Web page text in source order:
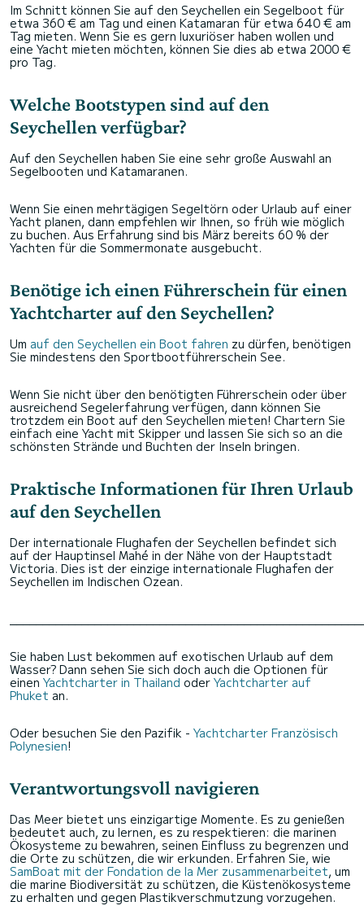
Im Schnitt können Sie auf den Seychellen ein Segelboot für
etwa 360 € am Tag und einen Katamaran für etwa 640 € am
Tag mieten. Wenn Sie es gern luxuriöser haben wollen und
eine Yacht mieten möchten, können Sie dies ab etwa 2000 €
pro Tag.
Welche Bootstypen sind auf den
Seychellen verfügbar?
Auf den Seychellen haben Sie eine sehr große Auswahl an
Segelbooten und Katamaranen.
Wenn Sie einen mehrtägigen Segeltörn oder Urlaub auf einer
Yacht planen, dann empfehlen wir Ihnen, so früh wie möglich
zu buchen. Aus Erfahrung sind bis März bereits 60 % der
Yachten für die Sommermonate ausgebucht.
Benötige ich einen Führerschein für einen
Yachtcharter auf den Seychellen?
Um auf den Seychellen ein Boot fahren zu dürfen, benötigen
Sie mindestens den Sportbootführerschein See.
Wenn Sie nicht über den benötigten Führerschein oder über
ausreichend Segelerfahrung verfügen, dann können Sie
trotzdem ein Boot auf den Seychellen mieten! Chartern Sie
einfach eine Yacht mit Skipper und lassen Sie sich so an die
schönsten Strände und Buchten der Inseln bringen.
Praktische Informationen für Ihren Urlaub
auf den Seychellen
Der internationale Flughafen der Seychellen befindet sich
auf der Hauptinsel Mahé in der Nähe von der Hauptstadt
Victoria. Dies ist der einzige internationale Flughafen der
Seychellen im Indischen Ozean.
Sie haben Lust bekommen auf exotischen Urlaub auf dem
Wasser? Dann sehen Sie sich doch auch die Optionen für
einen Yachtcharter in Thailand oder Yachtcharter auf
Phuket an.
Oder besuchen Sie den Pazifik - Yachtcharter Französisch
Polynesien!
Verantwortungsvoll navigieren
Das Meer bietet uns einzigartige Momente. Es zu genießen
bedeutet auch, zu lernen, es zu respektieren: die marinen
Ökosysteme zu bewahren, seinen Einfluss zu begrenzen und
die Orte zu schützen, die wir erkunden. Erfahren Sie, wie
SamBoat mit der Fondation de la Mer zusammenarbeitet, um
die marine Biodiversität zu schützen, die Küstenökosysteme
zu erhalten und gegen Plastikverschmutzung vorzugehen.